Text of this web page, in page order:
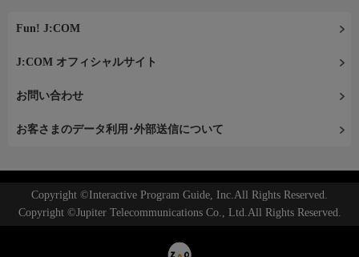
Fun! J:COM
J:COM オフィシャルサイト
お問い合わせ
お客さまのデータ利用･外部送信について
Copyright ©Interactive Program Guide, Inc.All Rights Reserved.
Copyright ©Jupiter Telecommunications Co., Ltd.All Rights Reserved.